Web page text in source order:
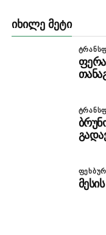
ᲘᲮᲘᲚᲔ ᲛᲔᲢᲘ